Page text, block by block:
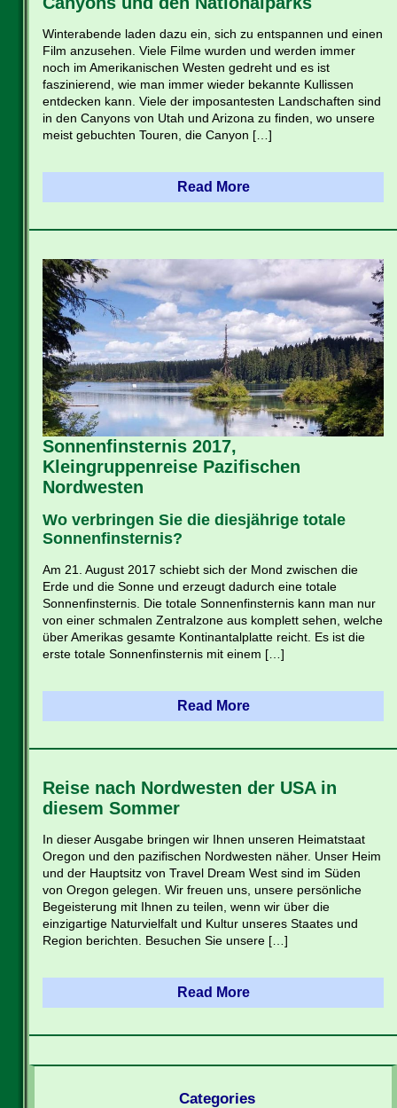
Winterabende laden dazu ein, sich zu entspannen und einen
Film anzusehen. Viele Filme wurden und werden immer
noch im Amerikanischen Westen gedreht und es ist
faszinierend, wie man immer wieder bekannte Kullissen
entdecken kann. Viele der imposantesten Landschaften sind
in den Canyons von Utah und Arizona zu finden, wo unsere
meist gebuchten Touren, die Canyon […]
Read More
Sonnenfinsternis 2017,
Kleingruppenreise Pazifischen
Nordwesten
Wo verbringen Sie die diesjährige totale
Sonnenfinsternis?
Am 21. August 2017 schiebt sich der Mond zwischen die
Erde und die Sonne und erzeugt dadurch eine totale
Sonnenfinsternis. Die totale Sonnenfinsternis kann man nur
von einer schmalen Zentralzone aus komplett sehen, welche
über Amerikas gesamte Kontinantalplatte reicht. Es ist die
erste totale Sonnenfinsternis mit einem […]
Read More
Reise nach Nordwesten der USA in
diesem Sommer
In dieser Ausgabe bringen wir Ihnen unseren Heimatstaat
Oregon und den pazifischen Nordwesten näher. Unser Heim
und der Hauptsitz von Travel Dream West sind im Süden
von Oregon gelegen. Wir freuen uns, unsere persönliche
Begeisterung mit Ihnen zu teilen, wenn wir über die
einzigartige Naturvielfalt und Kultur unseres Staates und
Region berichten. Besuchen Sie unsere […]
Read More
Categories